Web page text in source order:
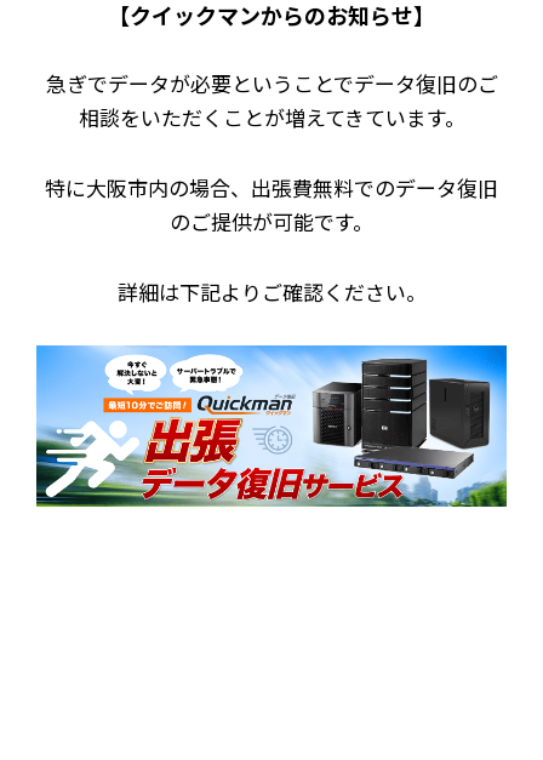
【クイックマンからのお知らせ】
急ぎでデータが必要ということでデータ復旧のご
相談をいただくことが増えてきています。
特に大阪市内の場合、出張費無料でのデータ復旧
のご提供が可能です。
詳細は下記よりご確認ください。